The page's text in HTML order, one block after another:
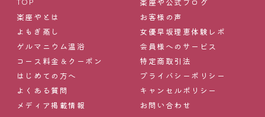
TOP
楽座やとは
よもぎ蒸し
ゲルマニウム温浴
コース料金＆クーポン
はじめての方へ
よくある質問
メディア掲載情報
お客様の声
女優早坂理恵体験レポ
会員様へのサービス
特定商取引法
プライバシーポリシー
キャンセルポリシー
お問い合わせ